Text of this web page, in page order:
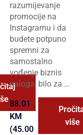
razumijevanje
promocije na
Instagramu i da
budete potpuno
spremni za
samostalno
vođenje biznis
naloga, bilo za …
88.01
KM
(45.00
više